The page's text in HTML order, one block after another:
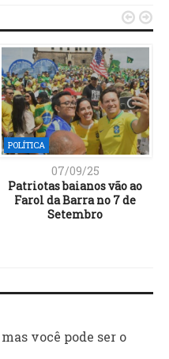
POLÍTICA
07/09/25
Patriotas baianos vão ao
Farol da Barra no 7 de
Setembro
 
você pode ser o